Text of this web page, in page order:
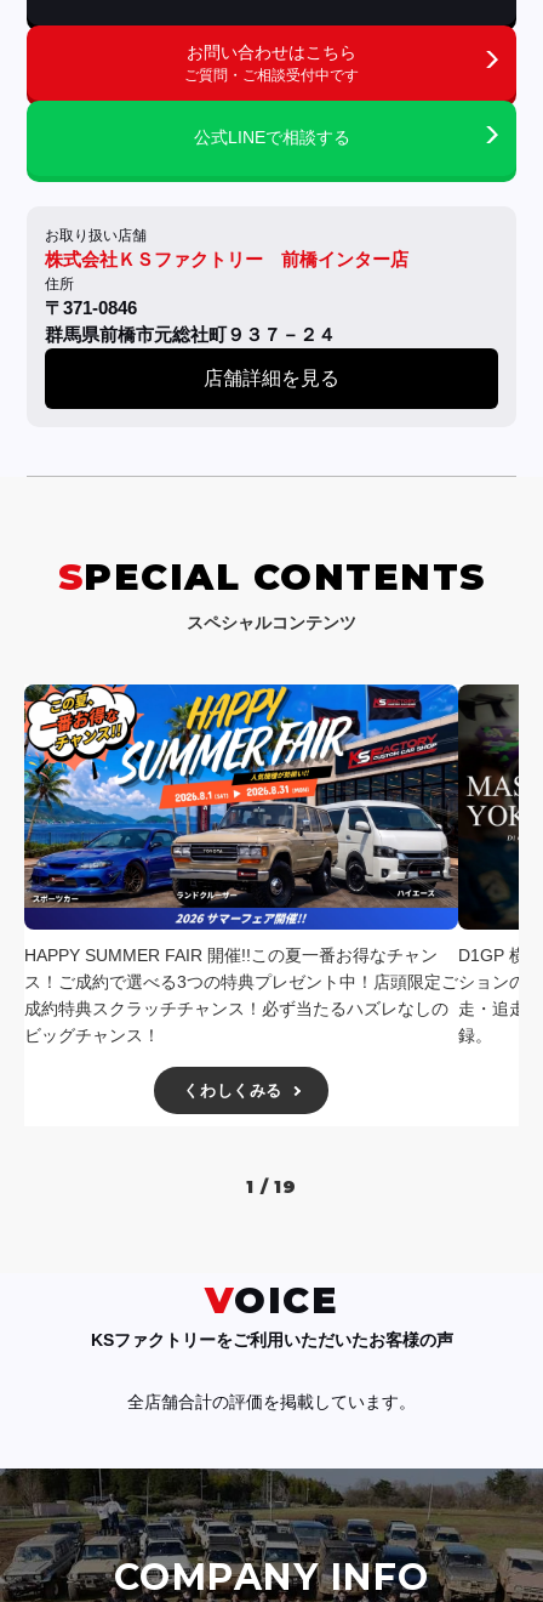
お問い合わせはこちら
ご質問・ご相談受付中です
公式LINEで相談する
お取り扱い店舗
株式会社ＫＳファクトリー 前橋インター店
住所
〒371-0846
群馬県前橋市元総社町９３７－２４
店舗詳細を見る
SPECIAL CONTENTS
スペシャルコンテンツ
HAPPY SUMMER FAIR 開催!!この夏一番お得なチャン
ス！ご成約で選べる3つの特典プレゼント中！店頭限定ご
成約特典スクラッチチャンス！必ず当たるハズレなしの
ビッグチャンス！
くわしくみる
D1GP 横
ションの
走・追走
録。
1 / 19
VOICE
KSファクトリーをご利用いただいたお客様の声
全店舗合計の評価を掲載しています。
COMPANY INFO